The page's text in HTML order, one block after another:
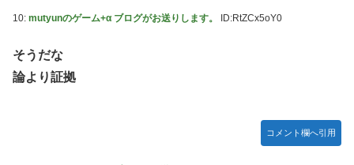
【櫻坂46】村山美羽、まさかの場所で見つかる
46】
10: mutyunのゲーム+α ブログがお送りします。 ID:RtZCx5oY0
そうだな
論より証拠
コメント欄へ引用